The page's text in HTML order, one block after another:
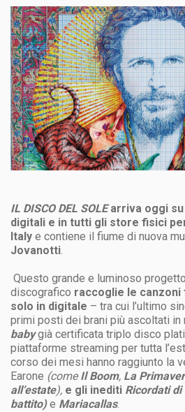
IL DISCO DEL SOLE arriva oggi
digitali e in tutti gli store fisici
Italy e contiene il fiume di nuova
Jovanotti.
Questo grande e luminoso progetto
discografico raccoglie le canzoni
solo in digitale – tra cui l’ultimo
primi posti dei brani più ascoltati in
babygià certificata triplo disco
piattaforme streaming per tutta
corso dei mesi hanno raggiunto la
Earone (comeIl Boom, La
all’estate), e gli inediti Ricordati
battito)e Mariacallas.